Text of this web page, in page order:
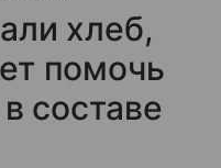
хлеб,
помочь
составе